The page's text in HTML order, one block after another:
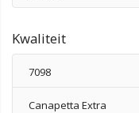
Kwaliteit
7098
Canapetta Extra